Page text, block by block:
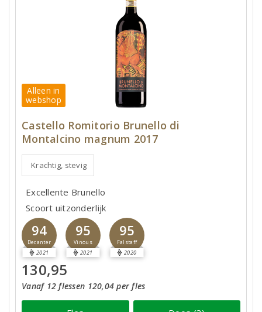
Alleen in
webshop
Castello Romitorio Brunello di
Montalcino magnum 2017
Krachtig, stevig
Excellente Brunello
Scoort uitzonderlijk
94
Decanter
2021
95
Vinous
2021
95
Falstaff
2020
130,95
Vanaf 12 flessen 120,04 per fles